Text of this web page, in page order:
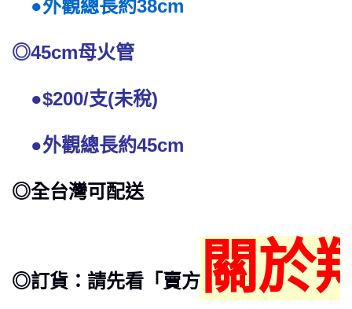
●外觀總長約38cm
◎45cm母火管
●$200/支(未稅)
●外觀總長約45cm
◎全台灣可配送
◎訂貨：請先看「賣方 關於